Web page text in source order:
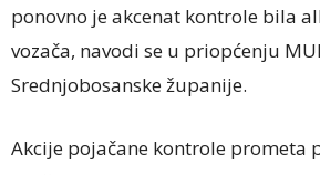
ponovno je akcenat kontrole bila
vozača, navodi se u priopćenju
Srednjobosanske županije.
Akcije pojačane kontrole prometa